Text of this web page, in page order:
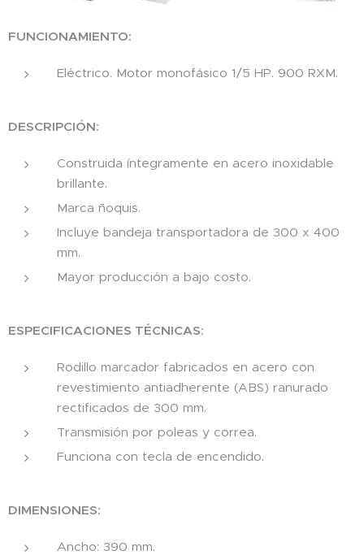
FUNCIONAMIENTO:
Eléctrico. Motor monofásico 1/5 HP. 900 RXM.
DESCRIPCIÓN:
Construida íntegramente en acero inoxidable
brillante.
Marca ñoquis.
Incluye bandeja transportadora de 300 x 400
mm.
Mayor producción a bajo costo.
ESPECIFICACIONES TÉCNICAS:
Rodillo marcador fabricados en acero con
revestimiento antiadherente (ABS) ranurado
rectificados de 300 mm.
Transmisión por poleas y correa.
Funciona con tecla de encendido.
DIMENSIONES:
Ancho: 390 mm.